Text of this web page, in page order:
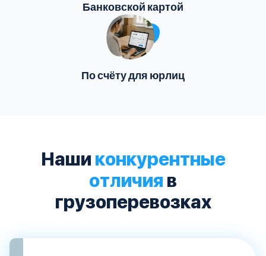
Банковской картой
По счёту для юрлиц
Наши конкурентные
отличия в
грузоперевозках